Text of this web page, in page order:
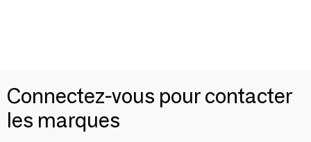
Connectez-vous pour contacter
les marques